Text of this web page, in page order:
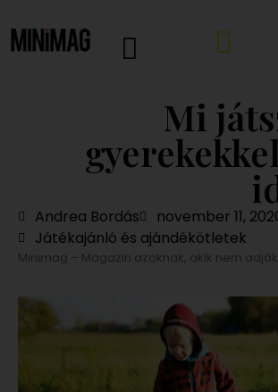
Mi
Andrea Bordás
november 11,
Játékajánló és ajándékötletek
Minimag – Magazin azoknak, akik nem